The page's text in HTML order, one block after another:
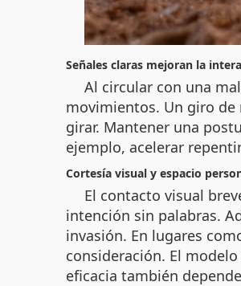
Señales claras mejoran la
Al circular con una
movimientos. Un giro
girar. Mantener una
ejemplo, acelerar
Cortesía visual y espacio
El contacto visual
intención sin palabras.
invasión. En lugares
consideración. El
eficacia también